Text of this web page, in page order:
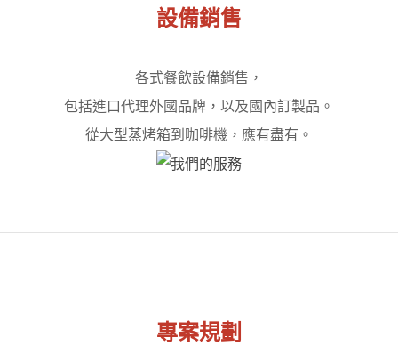
設備銷售
各式餐飲設備銷售，
包括進口代理外國品牌，以及國內訂製品。
從大型蒸烤箱到咖啡機，應有盡有。
專案規劃